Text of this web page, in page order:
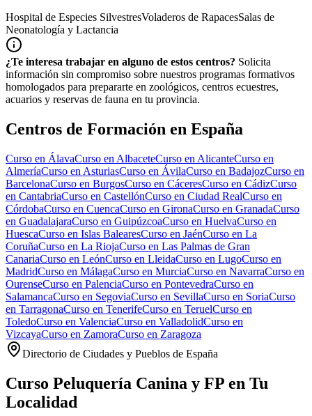
Hospital de Especies SilvestresVoladeros de RapacesSalas de
Neonatología y Lactancia
¿Te interesa trabajar en alguno de estos centros? Solicita
información sin compromiso sobre nuestros programas formativos
homologados para prepararte en zoológicos, centros ecuestres,
acuarios y reservas de fauna en tu provincia.
Centros de Formación en España
Curso en ÁlavaCurso en AlbaceteCurso en AlicanteCurso en
AlmeríaCurso en AsturiasCurso en ÁvilaCurso en BadajozCurso en
BarcelonaCurso en BurgosCurso en CáceresCurso en CádizCurso
en CantabriaCurso en CastellónCurso en Ciudad RealCurso en
CórdobaCurso en CuencaCurso en GironaCurso en GranadaCurso
en GuadalajaraCurso en GuipúzcoaCurso en HuelvaCurso en
HuescaCurso en Islas BalearesCurso en JaénCurso en La
CoruñaCurso en La RiojaCurso en Las Palmas de Gran
CanariaCurso en LeónCurso en LleidaCurso en LugoCurso en
MadridCurso en MálagaCurso en MurciaCurso en NavarraCurso en
OurenseCurso en PalenciaCurso en PontevedraCurso en
SalamancaCurso en SegoviaCurso en SevillaCurso en SoriaCurso
en TarragonaCurso en TenerifeCurso en TeruelCurso en
ToledoCurso en ValenciaCurso en ValladolidCurso en
VizcayaCurso en ZamoraCurso en Zaragoza
Directorio de Ciudades y Pueblos de España
Curso Peluquería Canina y FP en Tu
Localidad